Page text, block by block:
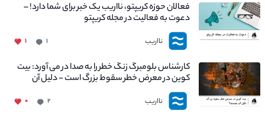
فعالان حوزه کریپتو، نااریب یک خبر برای شما دارد! –
دعوت به فعالیت در مجله کریپتو
نااریب ۱ ۱
کارشناس بلومبرگ زنگ خطر را به صدا در می آورد: بیت
کوین در معرض خطر سقوط بزرگ است - دلیل آن
چیست؟
نااریب ۲ ۰